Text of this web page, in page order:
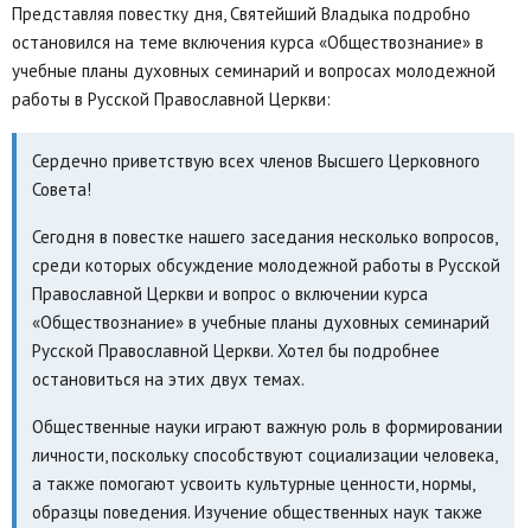
Представляя повестку дня, Святейший Владыка подробно
остановился на теме включения курса «Обществознание» в
учебные планы духовных семинарий и вопросах молодежной
работы в Русской Православной Церкви:
Сердечно приветствую всех членов Высшего Церковного
Совета!
Сегодня в повестке нашего заседания несколько вопросов,
среди которых обсуждение молодежной работы в Русской
Православной Церкви и вопрос о включении курса
«Обществознание» в учебные планы духовных семинарий
Русской Православной Церкви. Хотел бы подробнее
остановиться на этих двух темах.
Общественные науки играют важную роль в формировании
личности, поскольку способствуют социализации человека,
а также помогают усвоить культурные ценности, нормы,
образцы поведения. Изучение общественных наук также